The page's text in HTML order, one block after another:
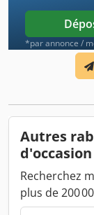
*par annonce /
Autres
d'occasion
Recherchez
plus de 200